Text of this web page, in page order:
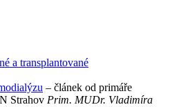
a transplantované
– článek od primáře
Strahov Prim. MUDr. Vladimíra